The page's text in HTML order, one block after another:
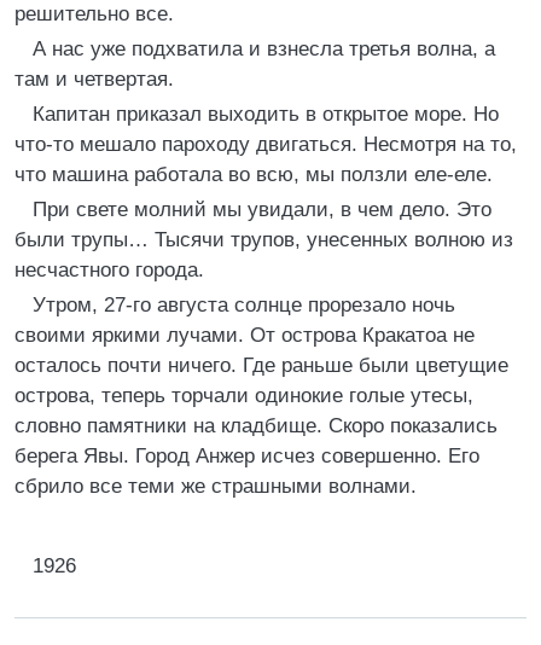
решительно все.
А нас уже подхватила и взнесла третья волна, а
там и четвертая.
Капитан приказал выходить в открытое море. Но
что-то мешало пароходу двигаться. Несмотря на то,
что машина работала во всю, мы ползли еле-еле.
При свете молний мы увидали, в чем дело. Это
были трупы… Тысячи трупов, унесенных волною из
несчастного города.
Утром, 27-го августа солнце прорезало ночь
своими яркими лучами. От острова Кракатоа не
осталось почти ничего. Где раньше были цветущие
острова, теперь торчали одинокие голые утесы,
словно памятники на кладбище. Скоро показались
берега Явы. Город Анжер исчез совершенно. Его
сбрило все теми же страшными волнами.
1926